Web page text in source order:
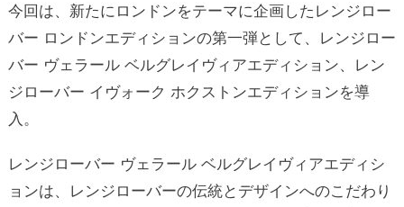
今回は、新たにロンドンをテーマに企画したレンジロー
バー ロンドンエディションの第一弾として、レンジロー
バー ヴェラール ベルグレイヴィアエディション、レン
ジローバー イヴォーク ホクストンエディションを導
入。
レンジローバー ヴェラール ベルグレイヴィアエディシ
ョンは、レンジローバーの伝統とデザインへのこだわり